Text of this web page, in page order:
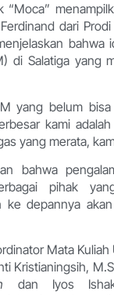
“Moca”
dari
di Salatiga yang
yang belum
kami
yang merata,
bahwa
pihak
depannya akan
Mata
Kristianingsih,
dan Iyos